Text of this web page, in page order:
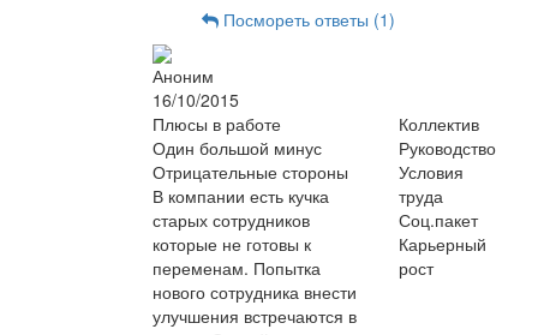
Посмореть ответы (1)
Аноним
16/10/2015
Плюсы в работе
Один большой минус
Отрицательные стороны
В компании есть кучка
старых сотрудников
которые не готовы к
переменам. Попытка
нового сотрудника внести
улучшения встречаются в
Коллектив
Руководство
Условия
труда
Соц.пакет
Карьерный
рост